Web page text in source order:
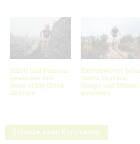
Elliott und Pannone
gewinnen den
Beast of Big Creek
Skyrace
Extremwetter beim
Ibarra Skyrace:
Quispe und Nilsson
gewinnen
Schreibe einen Kommentar